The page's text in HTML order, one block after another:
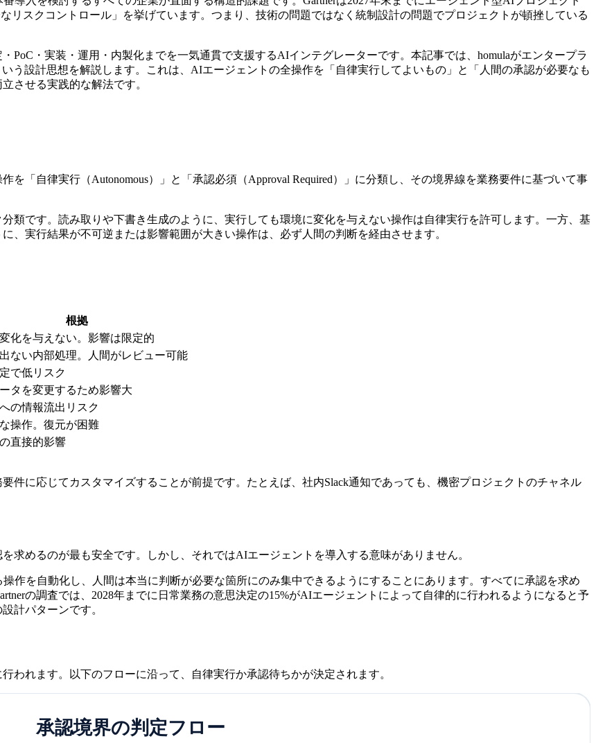
リスクコントロール」を挙げています。つまり、技術の問題ではなく統制設計の問題でプロジェクトが頓挫している
PoC・実装・運用・内製化までを一気通貫で支援するAIインテグレーターです。本記事では、homulaがエンタープラ
う設計思想を解説します。これは、AIエージェントの全操作を「自律実行してよいもの」と「人間の承認が必要なも
させる実践的な解法です。
を「自律実行（Autonomous）」と「承認必須（Approval Required）」に分類し、その境界線を業務要件に基づいて事
類です。読み取りや下書き生成のように、実行しても環境に変化を与えない操作は自律実行を許可します。一方、基
、実行結果が不可逆または影響範囲が大きい操作は、必ず人間の判断を経由させます。
根拠
化を与えない。影響は限定的
ない内部処理。人間がレビュー可能
で低リスク
タを変更するため影響大
の情報流出リスク
操作。復元が困難
直接的影響
件に応じてカスタマイズすることが前提です。たとえば、社内Slack通知であっても、機密プロジェクトのチャネル
求めるのが最も安全です。しかし、それではAIエージェントを導入する意味がありません。
作を自動化し、人間は本当に判断が必要な箇所にのみ集中できるようにすることにあります。すべてに承認を求め
の調査では、2028年までに日常業務の意思決定の15%がAIエージェントによって自律的に行われるようになると予
計パターンです。
われます。以下のフローに沿って、自律実行か承認待ちかが決定されます。
承認境界の判定フロー